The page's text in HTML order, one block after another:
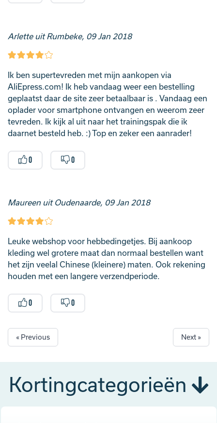
Arlette uit Rumbeke, 09 Jan 2018
Ik ben supertevreden met mijn aankopen via
AliEpress.com! Ik heb vandaag weer een bestelling
geplaatst daar de site zeer betaalbaar is . Vandaag een
oplader voor smartphone ontvangen en weerom zeer
tevreden. Ik kijk al uit naar het trainingspak die ik
daarnet besteld heb. :) Top en zeker een aanrader!
0 0
Maureen uit Oudenaarde, 09 Jan 2018
Leuke webshop voor hebbedingetjes. Bij aankoop
kleding wel grotere maat dan normaal bestellen want
het zijn veelal Chinese (kleinere) maten. Ook rekening
houden met een langere verzendperiode.
0 0
« Previous Next »
Kortingcategorieën